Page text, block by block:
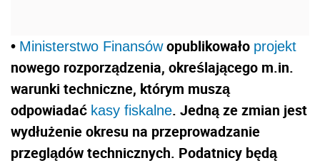
• Ministerstwo Finansówopublikowało projekt
nowego rozporządzenia, określającego m.in.
warunki techniczne, którym muszą
odpowiadać kasy fiskalne. Jedną ze zmian jest
wydłużenie okresu na przeprowadzanie
przeglądów technicznych. Podatnicy będą